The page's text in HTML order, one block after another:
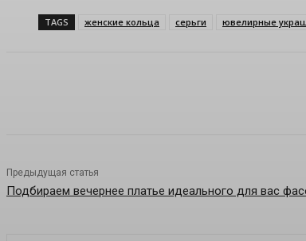
TAGS женские кольца серьги ювелирные
Предыдущая статья
Подбираем вечернее платье идеального для вас